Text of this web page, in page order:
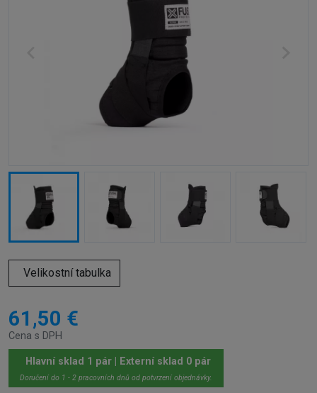
Velikostní tabulka
61,50 €
Cena s DPH
Hlavní sklad 1 pár | Externí sklad 0 pár
Doručení do 1 - 2 pracovních dnů od potvrzení objednávky.